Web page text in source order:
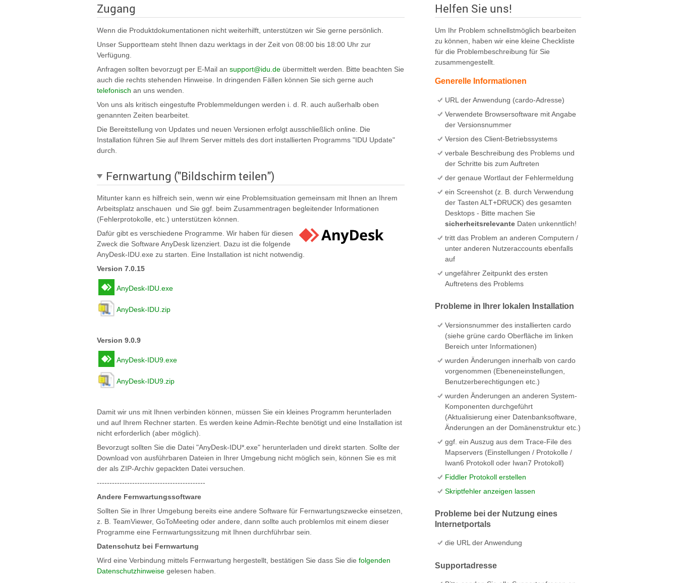
Zugang
Wenn die Produktdokumentationen nicht weiterhilft, unterstützen wir Sie gerne persönlich.
Unser Supportteam steht Ihnen dazu werktags in der Zeit von 08:00 bis 18:00 Uhr zur
Verfügung.
Anfragen sollten bevorzugt per E-Mail an support@idu.de übermittelt werden. Bitte beachten Sie
auch die rechts stehenden Hinweise. In dringenden Fällen können Sie sich gerne auch
telefonisch an uns wenden.
Von uns als kritisch eingestufte Problemmeldungen werden i. d. R. auch außerhalb oben
genannten Zeiten bearbeitet.
Die Bereitstellung von Updates und neuen Versionen erfolgt ausschließlich online. Die
Installation führen Sie auf Ihrem Server mittels des dort installierten Programms "IDU Update"
durch.
Fernwartung ("Bildschirm teilen")
Mitunter kann es hilfreich sein, wenn wir eine Problemsituation gemeinsam mit Ihnen an Ihrem
Arbeitsplatz anschauen und Sie ggf. beim Zusammentragen begleitender Informationen
(Fehlerprotokolle, etc.) unterstützen können.
Dafür gibt es verschiedene Programme. Wir haben für diesen
Zweck die Software AnyDesk lizenziert. Dazu ist die folgende
AnyDesk-IDU.exe zu starten. Eine Installation ist nicht notwendig.
Version 7.0.15
AnyDesk-IDU.exe
AnyDesk-IDU.zip
Version 9.0.9
AnyDesk-IDU9.exe
AnyDesk-IDU9.zip
Damit wir uns mit Ihnen verbinden können, müssen Sie ein kleines Programm herunterladen
und auf Ihrem Rechner starten. Es werden keine Admin-Rechte benötigt und eine Installation ist
nicht erforderlich (aber möglich).
Bevorzugt sollten Sie die Datei "AnyDesk-IDU*.exe" herunterladen und direkt starten. Sollte der
Download von ausführbaren Dateien in Ihrer Umgebung nicht möglich sein, können Sie es mit
der als ZIP-Archiv gepackten Datei versuchen.
-------------------------------------------
Andere Fernwartungssoftware
Sollten Sie in Ihrer Umgebung bereits eine andere Software für Fernwartungszwecke einsetzen,
z. B. TeamViewer, GoToMeeting oder andere, dann sollte auch problemlos mit einem dieser
Programme eine Fernwartungssitzung mit Ihnen durchführbar sein.
Datenschutz bei Fernwartung
Wird eine Verbindung mittels Fernwartung hergestellt, bestätigen Sie dass Sie die folgenden
Datenschutzhinweise gelesen haben.
Helfen Sie uns!
Um Ihr Problem schnellstmöglich bearbeiten
zu können, haben wir eine kleine Checkliste
für die Problembeschreibung für Sie
zusammengestellt.
Generelle Informationen
URL der Anwendung (cardo-Adresse)
Verwendete Browsersoftware mit Angabe
der Versionsnummer
Version des Client-Betriebssystems
verbale Beschreibung des Problems und
der Schritte bis zum Auftreten
der genaue Wortlaut der Fehlermeldung
ein Screenshot (z. B. durch Verwendung
der Tasten ALT+DRUCK) des gesamten
Desktops - Bitte machen Sie
sicherheitsrelevante Daten unkenntlich!
tritt das Problem an anderen Computern /
unter anderen Nutzeraccounts ebenfalls
auf
ungefährer Zeitpunkt des ersten
Auftretens des Problems
Probleme in Ihrer lokalen Installation
Versionsnummer des installierten cardo
(siehe grüne cardo Oberfläche im linken
Bereich unter Informationen)
wurden Änderungen innerhalb von cardo
vorgenommen (Ebeneneinstellungen,
Benutzerberechtigungen etc.)
wurden Änderungen an anderen System-
Komponenten durchgeführt
(Aktualisierung einer Datenbanksoftware,
Änderungen an der Domänenstruktur etc.)
ggf. ein Auszug aus dem Trace-File des
Mapservers (Einstellungen / Protokolle /
Iwan6 Protokoll oder Iwan7 Protokoll)
Fiddler Protokoll erstellen
Skriptfehler anzeigen lassen
Probleme bei der Nutzung eines
Internetportals
die URL der Anwendung
Supportadresse